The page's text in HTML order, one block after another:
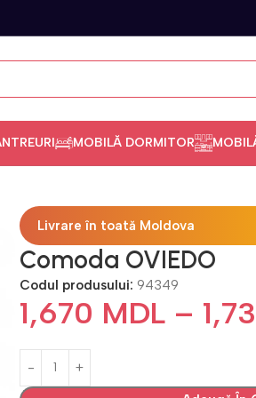
MOBILĂ DORMITOR
Livrare în toată Moldova
Comoda OVIEDO
Codul produsului:94349
1,670 MDL –